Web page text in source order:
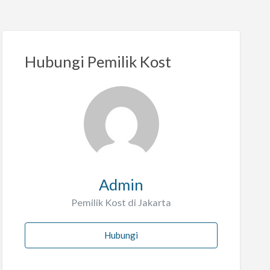
Hubungi Pemilik Kost
Admin
Pemilik Kost di Jakarta
Hubungi